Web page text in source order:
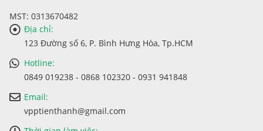
MST: 0313670482
Địa chỉ:
123 Đường số 6, P. Bình Hưng Hòa, Tp.HCM
Hotline:
0849 019238 - 0868 102320 - 0931 941848
Email:
vpptienthanh@gmail.com